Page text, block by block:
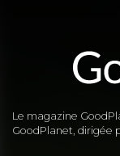
Le magazine
GoodPlanet, dirigée